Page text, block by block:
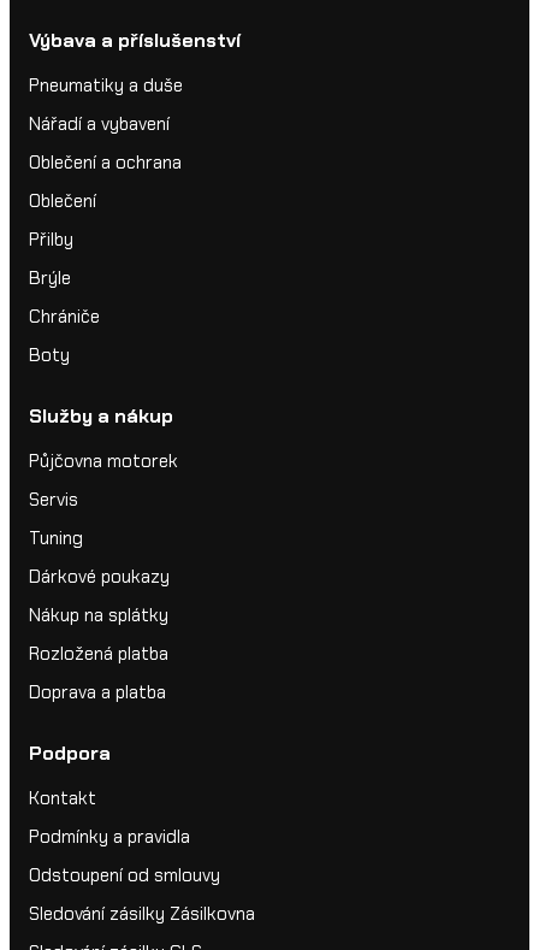
Výbava a příslušenství
Pneumatiky a duše
Nářadí a vybavení
Oblečení a ochrana
Oblečení
Přilby
Brýle
Chrániče
Boty
Služby a nákup
Půjčovna motorek
Servis
Tuning
Dárkové poukazy
Nákup na splátky
Rozložená platba
Doprava a platba
Podpora
Kontakt
Podmínky a pravidla
Odstoupení od smlouvy
Sledování zásilky Zásilkovna